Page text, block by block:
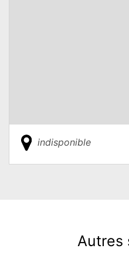
indisponible
Autres